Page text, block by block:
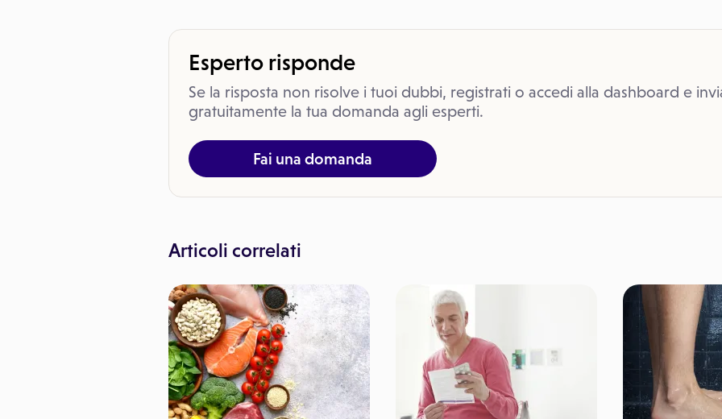
Esperto risponde
Se la risposta non risolve i tuoi dubbi, registrati o accedi alla dashboard e
gratuitamente la tua domanda agli esperti.
Fai una domanda
Articoli correlati